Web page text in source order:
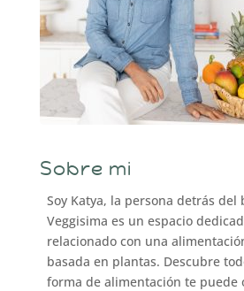
Sobre mi
Soy Katya, la persona detrás del
Veggisima es un espacio
relacionado con una
basada en plantas. Descubre
forma de alimentación te puede